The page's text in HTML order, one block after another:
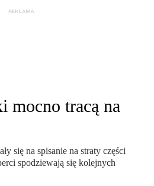
mocno tracą na
się na spisanie na straty części
spodziewają się kolejnych